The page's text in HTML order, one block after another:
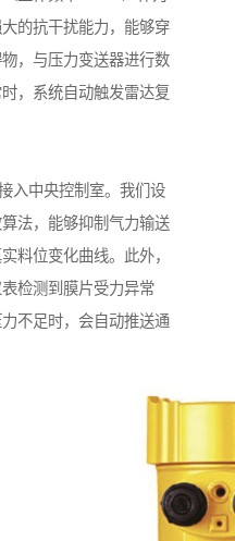
的抗干扰能力，能够穿
，与压力变送器进行数
，系统自动触发雷达复
入中央控制室。我们设
法，能够抑制气力输送
料位变化曲线。此外，
检测到膜片受力异常
不足时，会自动推送通